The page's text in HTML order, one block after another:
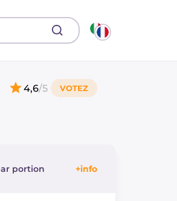
4,6/5
portion